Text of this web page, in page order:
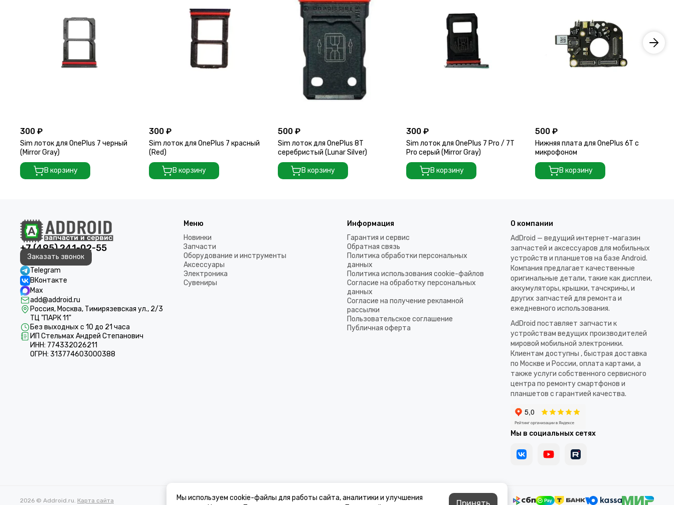
300 ₽
Sim лоток для OnePlus 7 черный
(Mirror Gray)
В корзину
300 ₽
Sim лоток для OnePlus 7 красный
(Red)
В корзину
500 ₽
Sim лоток для OnePlus 8T
серебристый (Lunar Silver)
В корзину
300 ₽
Sim лоток для OnePlus 7 Pro / 7T
Pro серый (Mirror Gray)
В корзину
500 ₽
Нижняя плата для OnePlus 6T c
микрофоном
В корзину
+7 (495) 241-02-55
Заказать звонок
Telegram
ВКонтакте
Max
add@addroid.ru
Россия, Москва, Тимирязевская ул., 2/3
ТЦ "ПАРК 11"
Без выходных с 10 до 21 часа
ИП Стельмах Андрей Степанович
ИНН: 774332026211
ОГРН: 313774603000388
Меню
Новинки
Запчасти
Оборудование и инструменты
Аксессуары
Электроника
Сувениры
Информация
Гарантия и сервис
Обратная связь
Политика обработки персональных
данных
Политика использования cookie-файлов
Согласие на обработку персональных
данных
Согласие на получение рекламной
рассылки
Пользовательское соглашение
Публичная оферта
О компании
AdDroid — ведущий интернет-магазин
запчастей и аксессуаров для мобильных
устройств и планшетов на базе Android.
Компания предлагает качественные
оригинальные детали, такие как дисплеи,
аккумуляторы, крышки, тачскрины, и
других запчастей для ремонта и
ежедневного использования.​
AdDroid поставляет запчасти к
устройствам ведущих производителей
мировой мобильной электроники.
Клиентам доступны , быстрая доставка
по Москве и России, оплата картами, а
также услуги собственного сервисного
центра по ремонту смартфонов и
планшетов с гарантией качества.
Мы в социальных сетях
2026 © Addroid.ru. Карта сайта
Мы используем cookie-файлы для работы сайта, аналитики и улучшения